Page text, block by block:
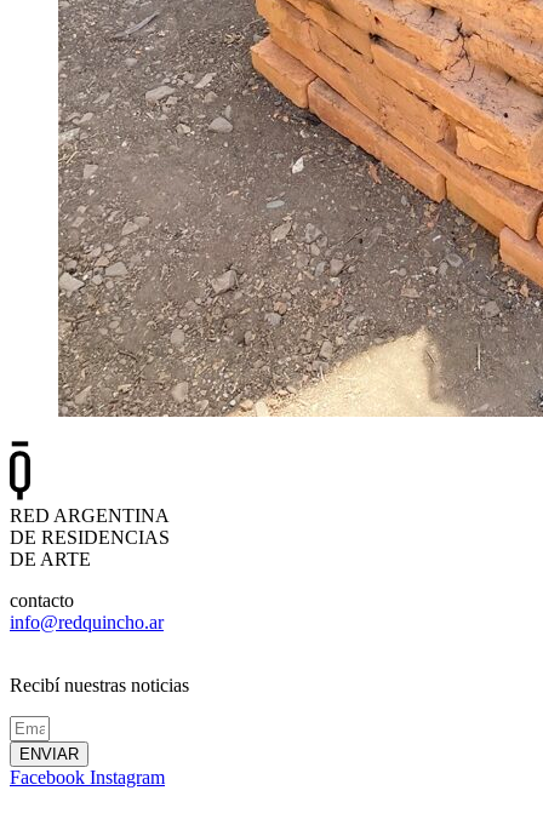
RED ARGENTINA
DE RESIDENCIAS
DE ARTE
contacto
info@redquincho.ar
Recibí nuestras noticias
ENVIAR
Facebook Instagram